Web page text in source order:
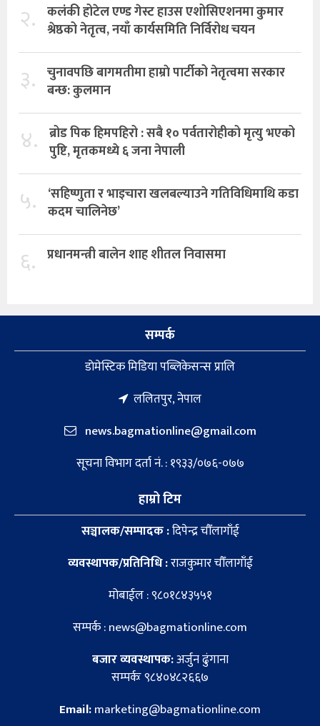
२. कलंकी होटेल एण्ड गेस्ट हाउस एशोसिएशनमा कुमार
श्रेष्ठको नेतृत्व, नयाँ कार्यसमिति निर्विरोध चयन
३. चुनावपछि बागमतीमा हाम्राे पार्टीको नेतृत्वमा सरकार
बन्छ: कुलमान
४. ब्रोड पिक हिमपहिरो : सबै १० पर्वतारोहीको मृत्यु भएको
पुष्टि, मृतकमध्ये ६ जना नेपाली
५. ‘सहिष्णुता र भाइचारा खलबल्याउने गतिविधिमाथि कडा
कदम चालिनेछ’
६. प्रधानमन्त्री बालेन शाह शीतल निवासमा
सम्पर्क
डाेमेस्टिक मिडिया पब्लिकेसन्स प्रालि
ललितपुर, नेपाल
news.bagmationline@gmail.com
सूचना विभाग दर्ता नं. : १९३३/०७६-०७७
हाम्रो टिम
सञ्चालक/सम्पादक :दिपेन्द्र चौँलागाँई
व्यवस्थापक/प्रतिनिधि :राजकुमार चौँलागाँई
मोबाईल : ९८०१८४३५५१
सम्पर्क : news@bagmationline.com
बजार व्यवस्थापक:अर्जुन ढुंगाना
सम्पर्कः ९८४०४८२६६७
Email:marketing@bagmationline.com